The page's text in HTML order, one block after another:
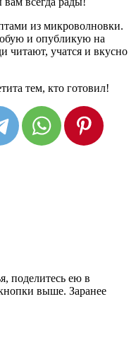
из микроволновки.
и опубликую на
читают, учатся и вкусно
тем, кто готовил!
поделитесь ею в
выше. Заранее